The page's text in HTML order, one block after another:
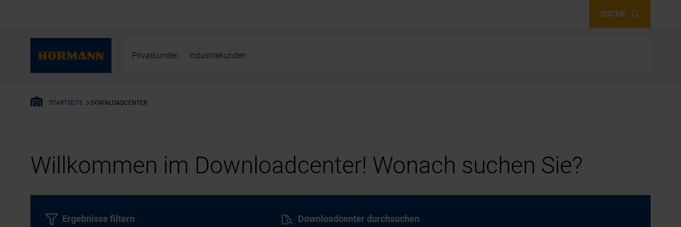
SUCHE
Privatkunden Industriekunden
STARTSEITE DOWNLOADCENTER
Willkommen im Downloadcenter! Wonach suchen Sie?
Downloadcenter durchsuchen
Ergebnisse filtern